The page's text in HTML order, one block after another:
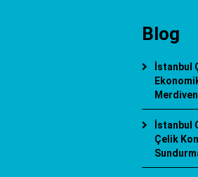
Blog
İstanbul
İstanbul
Çelik